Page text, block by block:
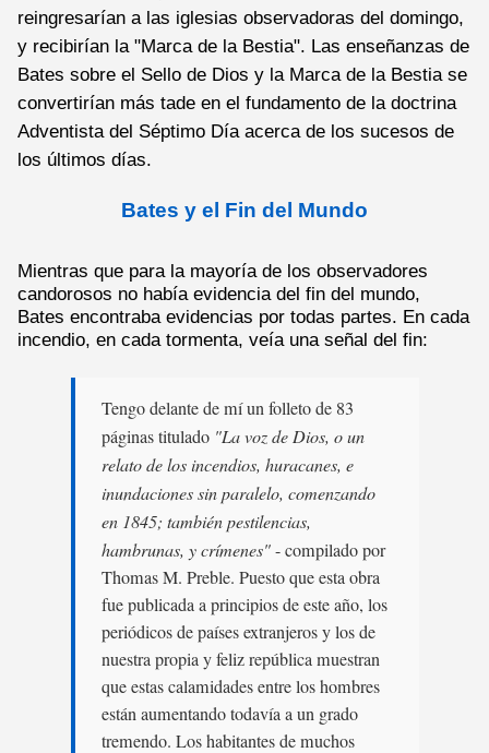
reingresarían a las iglesias observadoras del domingo,
y recibirían la "Marca de la Bestia". Las enseñanzas de
Bates sobre el Sello de Dios y la Marca de la Bestia se
convertirían más tade en el fundamento de la doctrina
Adventista del Séptimo Día acerca de los sucesos de
los últimos días.
Bates y el Fin del Mundo
Mientras que para la mayoría de los observadores
candorosos no había evidencia del fin del mundo,
Bates encontraba evidencias por todas partes. En cada
incendio, en cada tormenta, veía una señal del fin:
Tengo delante de mí un folleto de 83
páginas titulado "La voz de Dios, o un
relato de los incendios, huracanes, e
inundaciones sin paralelo, comenzando
en 1845; también pestilencias,
hambrunas, y crímenes"- compilado por
Thomas M. Preble. Puesto que esta obra
fue publicada a principios de este año, los
periódicos de países extranjeros y los de
nuestra propia y feliz república muestran
que estas calamidades entre los hombres
están aumentando todavía a un grado
tremendo. Los habitantes de muchos